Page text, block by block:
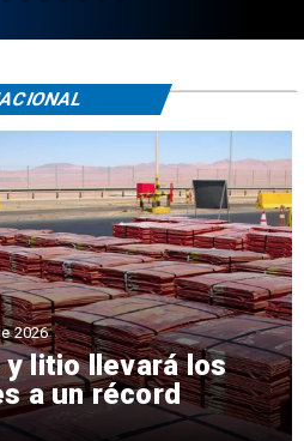
y litio llevará los
a un récord
2026